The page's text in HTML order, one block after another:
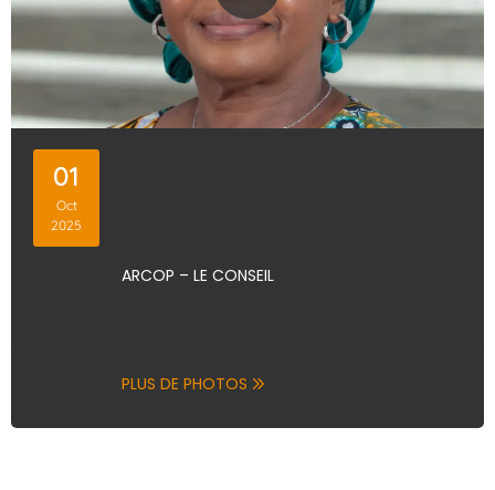
ARCOP – LE CONSEIL
01
Oct
2025
PLUS DE PHOTOS